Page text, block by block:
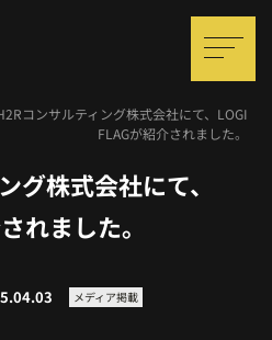
コンサルティング株式会社にて、LOGI
FLAGが紹介されました。
グ株式会社にて、
れました。
メディア掲載